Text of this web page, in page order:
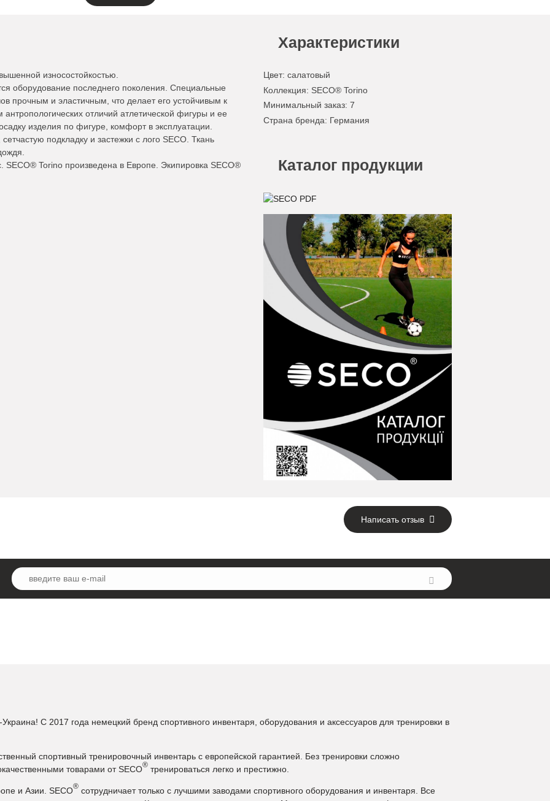
износостойкостью.
оборудование последнего поколения. Специальные
прочным и эластичным, что делает его устойчивым к
отличий атлетической фигуры и ее
изделия по фигуре, комфорт в эксплуатации.
подкладку и застежки с лого SECO. Ткань
SECO® Torino произведена в Европе. Экипировка SECO®
Характеристики
Цвет: салатовый
Коллекция: SECO® Torino
Минимальный заказ: 7
Страна бренда: Германия
Каталог продукции
Написать отзыв
С 2017 года немецкий бренд спортивного инвентаря, оборудования и аксессуаров для тренировки в
спортивный тренировочный инвентарь с европейской гарантией. Без тренировки сложно
товарами от SECO® тренироваться легко и престижно.
и Азии. SECO® сотрудничает только с лучшими заводами спортивного оборудования и инвентаря. Все